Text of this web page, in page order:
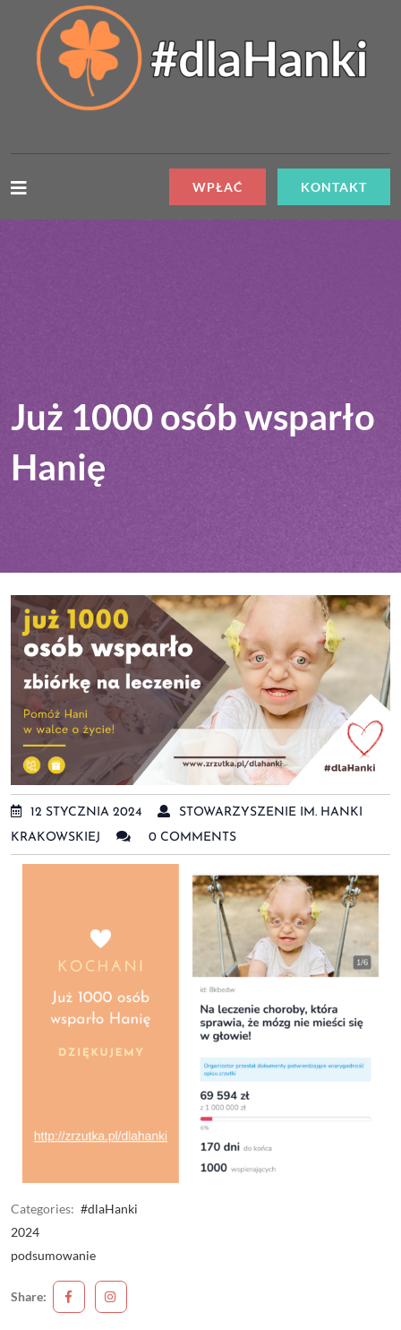
WPŁAĆ KONTAKT
Już 1000 osób wsparło
Hanię
12 STYCZNIA 2024
STOWARZYSZENIE IM. HANKI
KRAKOWSKIEJ
0 COMMENTS
Categories: #dlaHanki
2024
podsumowanie
Share: